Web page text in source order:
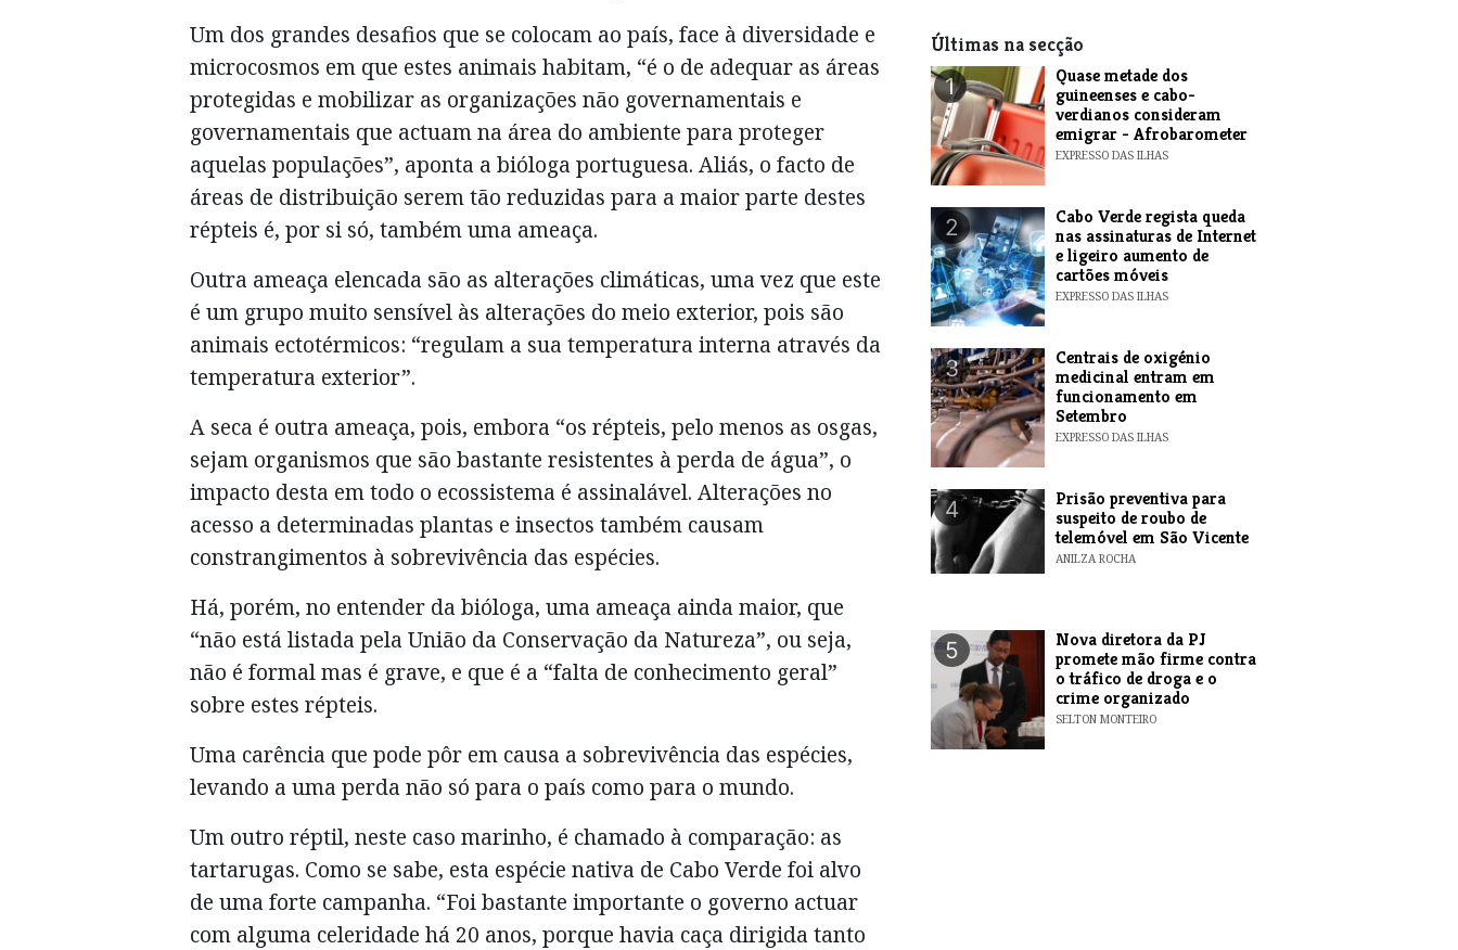
Um dos grandes desafios que se colocam ao país, face à diversidade e
microcosmos em que estes animais habitam, “é o de adequar as áreas
protegidas e mobilizar as organizações não governamentais e
governamentais que actuam na área do ambiente para proteger
aquelas populações”, aponta a bióloga portuguesa. Aliás, o facto de
áreas de distribuição serem tão reduzidas para a maior parte destes
répteis é, por si só, também uma ameaça.
Outra ameaça elencada são as alterações climáticas, uma vez que este
é um grupo muito sensível às alterações do meio exterior, pois são
animais ectotérmicos: “regulam a sua temperatura interna através da
temperatura exterior”.
A seca é outra ameaça, pois, embora “os répteis, pelo menos as osgas,
sejam organismos que são bastante resistentes à perda de água”, o
impacto desta em todo o ecossistema é assinalável. Alterações no
acesso a determinadas plantas e insectos também causam
constrangimentos à sobrevivência das espécies.
Há, porém, no entender da bióloga, uma ameaça ainda maior, que
“não está listada pela União da Conservação da Natureza”, ou seja,
não é formal mas é grave, e que é a “falta de conhecimento geral”
sobre estes répteis.
Uma carência que pode pôr em causa a sobrevivência das espécies,
levando a uma perda não só para o país como para o mundo.
Um outro réptil, neste caso marinho, é chamado à comparação: as
tartarugas. Como se sabe, esta espécie nativa de Cabo Verde foi alvo
de uma forte campanha. “Foi bastante importante o governo actuar
com alguma celeridade há 20 anos, porque havia caça dirigida tanto
Últimas na secção
1
Quase metade dos
guineenses e cabo-
verdianos consideram
emigrar - Afrobarometer
EXPRESSO DAS ILHAS
2
Cabo Verde regista queda
nas assinaturas de Internet
e ligeiro aumento de
cartões móveis
EXPRESSO DAS ILHAS
3
Centrais de oxigénio
medicinal entram em
funcionamento em
Setembro
EXPRESSO DAS ILHAS
4
Prisão preventiva para
suspeito de roubo de
telemóvel em São Vicente
ANILZA ROCHA
5
Nova diretora da PJ
promete mão firme contra
o tráfico de droga e o
crime organizado
SELTON MONTEIRO